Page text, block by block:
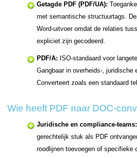
Getagde PDF (PDF/UA):
met semantische structuurtags.
Word-uitvoer omdat de relaties
expliciet zijn gecodeerd.
PDF/A: ISO-standaard voor
Gangbaar in overheids-, juridische
Converteert zoals een standaard
Wie heeft PDF naar DOC-
Juridische en compliance-teams:
gerechtelijk stuk als PDF
roodlijnen toevoegen of specifieke